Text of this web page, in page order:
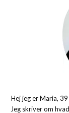
Hej jeg er Maria,
Jeg skriver om